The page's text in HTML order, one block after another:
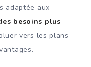
adaptée aux
besoins plus
vers les plans